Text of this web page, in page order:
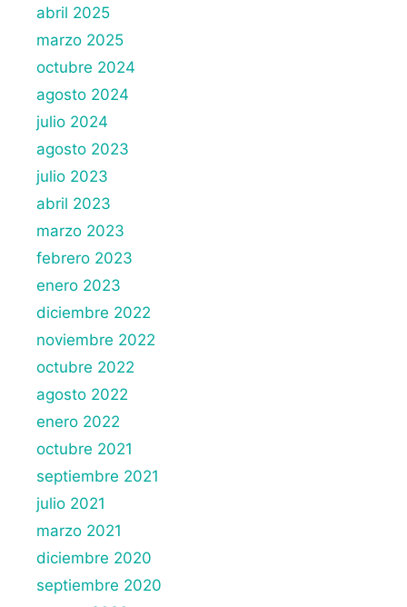
abril 2025
marzo 2025
octubre 2024
agosto 2024
julio 2024
agosto 2023
julio 2023
abril 2023
marzo 2023
febrero 2023
enero 2023
diciembre 2022
noviembre 2022
octubre 2022
agosto 2022
enero 2022
octubre 2021
septiembre 2021
julio 2021
marzo 2021
diciembre 2020
septiembre 2020